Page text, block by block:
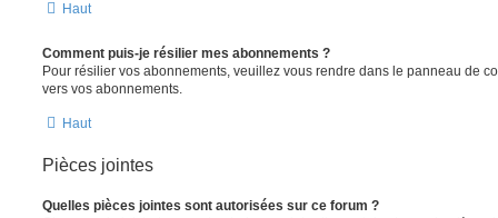
Haut
Comment puis-je résilier mes abonnements ?
Pour résilier vos abonnements, veuillez vous rendre dans le panneau de
vers vos abonnements.
Haut
Pièces jointes
Quelles pièces jointes sont autorisées sur ce forum ?